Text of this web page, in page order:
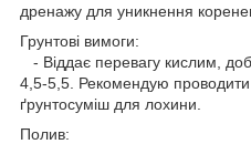
дренажу для уникнення
Грунтові вимоги:
- Віддає перевагу кислим,
4,5-5,5. Рекомендую проводити
ґрунтосуміш для лохини.
Полив: